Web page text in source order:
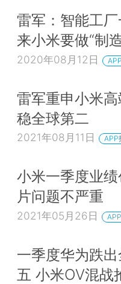
雷军：智能工
来小米要做“制
2020年08月12日
雷军重申小米
稳全球第二
2021年08月11日 APP
小米一季度业
片问题不严重
2021年05月26日
一季度华为跌
五 小米OV混战